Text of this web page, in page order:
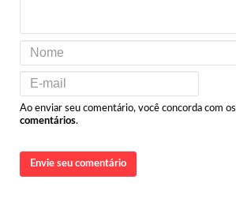
Ao enviar seu comentário, você concorda com os
comentários.
Envie seu comentário